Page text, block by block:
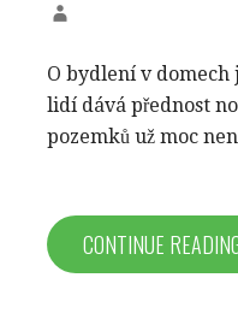
O bydlení v domech
lidí dává přednost
pozemků už moc
CONTINUE